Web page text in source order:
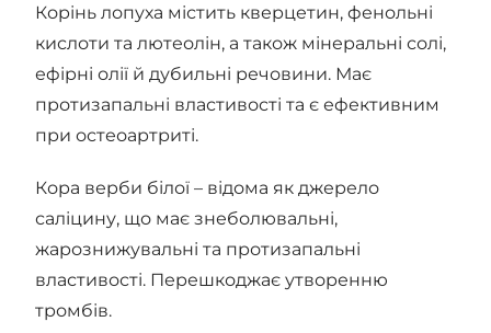
Корінь лопуха містить кверцетин, фенольні
кислоти та лютеолін, а також мінеральні солі,
ефірні олії й дубильні речовини. Має
протизапальні властивості та є ефективним
при остеоартриті.
Кора верби білої – відома як джерело
саліцину, що має знеболювальні,
жарознижувальні та протизапальні
властивості. Перешкоджає утворенню
тромбів.